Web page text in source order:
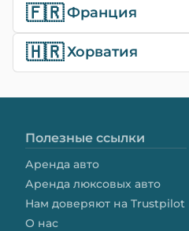
🇫🇷Франция
🇭🇷Хорватия
Полезные ссылки
Аренда авто
Аренда люксовых авто
Нам доверяют на Trustpilot
О нас